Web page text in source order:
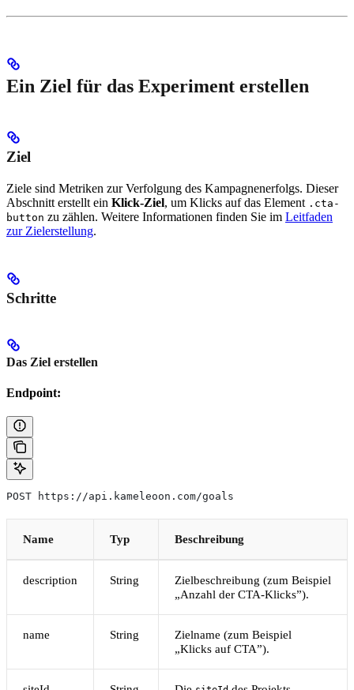
Ein Ziel für das Experiment erstellen
Ziel
Ziele sind Metriken zur Verfolgung des Kampagnenerfolgs. Dieser
Abschnitt erstellt ein Klick-Ziel, um Klicks auf das Element .cta-
button zu zählen. Weitere Informationen finden Sie im Leitfaden
zur Zielerstellung.
Schritte
Das Ziel erstellen
Endpoint:
POST https://api.kameleoon.com/goals
Name Typ Beschreibung
description String
Zielbeschreibung (zum Beispiel
„Anzahl der CTA-Klicks”).
name String
Zielname (zum Beispiel
„Klicks auf CTA”).